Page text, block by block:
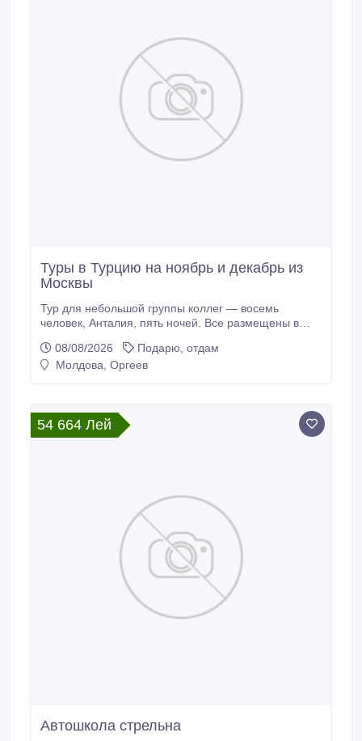
Туры в Турцию на ноябрь и декабрь из
Москвы
Тур для небольшой группы коллег — восемь
человек, Анталия, пять ночей. Все размещены в
согласованы заранее. Отдохнули дружно. экскурсии
в Турции 2026.
08/08/2026
Подарю, отдам
Молдова, Оргеев
54 664 Лей
Автошкола стрельна